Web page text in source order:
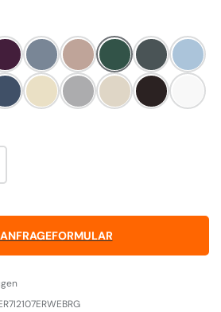
AubergineDove Blush Britisch Racing
Slate Duck
Blue
Dartmouth Blue
Linen Pearl Ashes
Cream Black Weiß
Gib den gewünschten